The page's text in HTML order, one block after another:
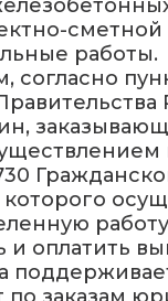
работы.
согласно
и оплатить